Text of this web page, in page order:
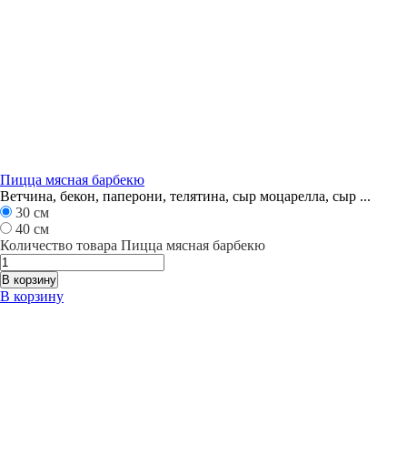
Пицца мясная барбекю
Ветчина, бекон, паперони, телятина, сыр моцарелла, сыр ...
30 см
40 см
Количество товара Пицца мясная барбекю
В корзину
В корзину